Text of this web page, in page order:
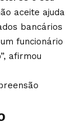
aceite ajuda
bancários
funcionário
afirmou